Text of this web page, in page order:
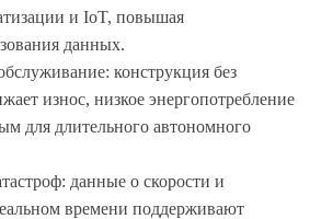
и IoT, повышая
данных.
конструкция без
износ, низкое энергопотребление
для длительного автономного
данные о скорости и
времени поддерживают